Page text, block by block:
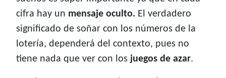
cifra hay un mensaje oculto. El verdadero
significado de soñar con los números de la
lotería, dependerá del contexto, pues no
tiene nada que ver con los juegos de azar.